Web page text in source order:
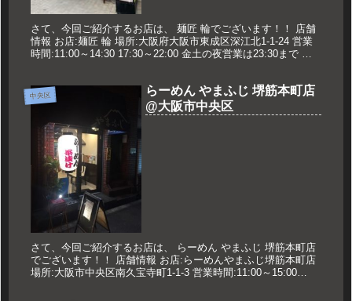
さて、今回ご紹介するお店は、 麺匠 輪でございます！！ 店舗
情報 お店:麺匠 輪 場所:大阪府大阪市東成区深江北1-1-24 営業
時間:11:00～14:30 17:30～22:00 金土の夜営業は23:30まで 定
中央区
らーめん やまふじ 堺筋本町店
@大阪市中央区
さて、今回ご紹介するお店は、 らーめん やまふじ 堺筋本町店
でございます！！ 店舗情報 お店:らーめんやまふじ堺筋本町店
場所:大阪市中央区南久宝寺町1-1-3 営業時間:11:00～15:00